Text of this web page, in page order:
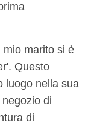
mio ​​marito si è
Questo
luogo nella sua
di
di